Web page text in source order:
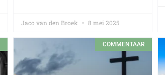
Jaco van den Broek 8 mei 2025
COMMENTAAR